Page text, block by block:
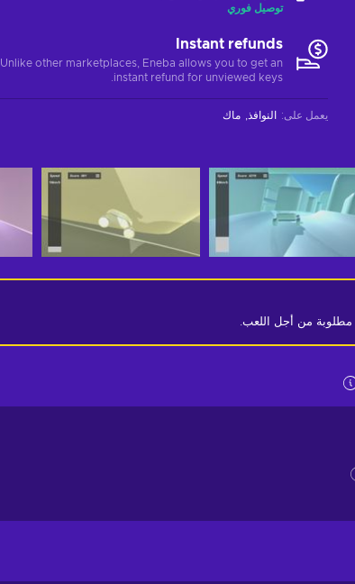
توصيل فوري
Instant refunds
Unlike other marketplaces, Eneba allows you to get an
instant refund for unviewed keys.
يعمل على: النوافذ ماك
مطلوبة من أجل اللعب.